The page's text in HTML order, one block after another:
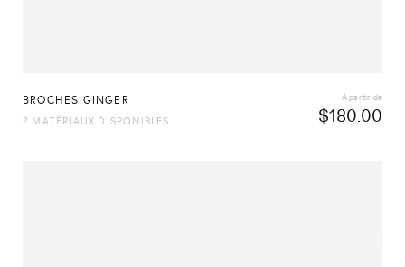
BROCHES GINGER
$180.00
À partir de
2 MATÉRIAUX DISPONIBLES